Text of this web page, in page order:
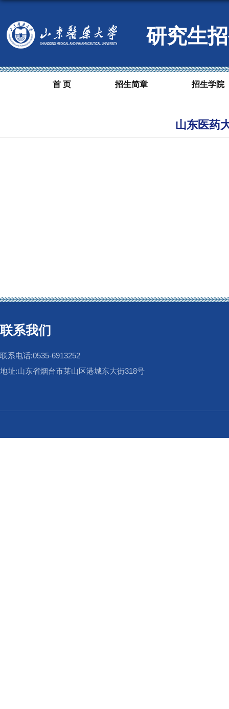
研究生
首 页 招生简章 招生学院
山东医药
联系我们
联系电话:0535-6913252
地址:山东省烟台市莱山区港城东大街318号